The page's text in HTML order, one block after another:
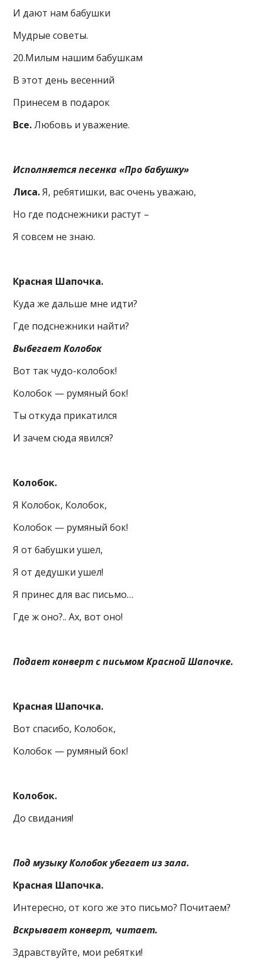
И дают нам бабушки
Мудрые советы.
20.Милым нашим бабушкам
В этот день весенний
Принесем в подарок
Все.Любовь и уважение.
Исполняется песенка «Про бабушку»
Лиса.Я, ребятишки, вас очень уважаю,
Но где подснежники растут –
Я совсем не знаю.
Красная Шапочка.
Куда же дальше мне идти?
Где подснежники найти?
Выбегает Колобок
Вот так чудо-колобок!
Колобок — румяный бок!
Ты откуда прикатился
И зачем сюда явился?
Колобок.
Я Колобок, Колобок,
Колобок — румяный бок!
Я от бабушки ушел,
Я от дедушки ушел!
Я принес для вас письмо…
Где ж оно?.. Ах, вот оно!
Подает конверт с письмом Красной Шапочке.
Красная Шапочка.
Вот спасибо, Колобок,
Колобок — румяный бок!
Колобок.
До свидания!
Под музыку Колобок убегает из зала.
Красная Шапочка.
Интересно, от кого же это письмо? Почитаем?
Вскрывает конверт, читает.
Здравствуйте, мои ребятки!